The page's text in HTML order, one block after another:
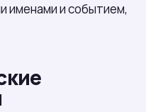
именами и событием,